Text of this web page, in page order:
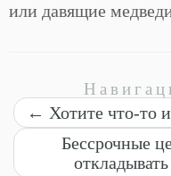
или давящие
← Хотите что-то
Бессрочные